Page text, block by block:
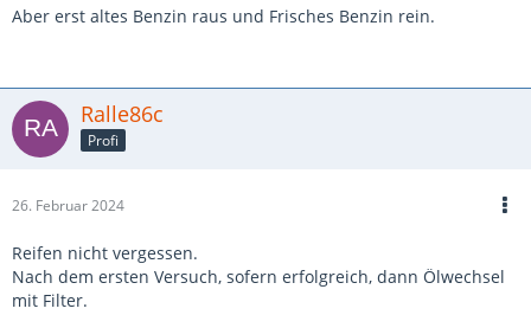
Aber erst altes Benzin raus und Frisches Benzin rein.
Ralle86c
Profi
26. Februar 2024
Reifen nicht vergessen.
Nach dem ersten Versuch, sofern erfolgreich, dann Ölwechsel
mit Filter.